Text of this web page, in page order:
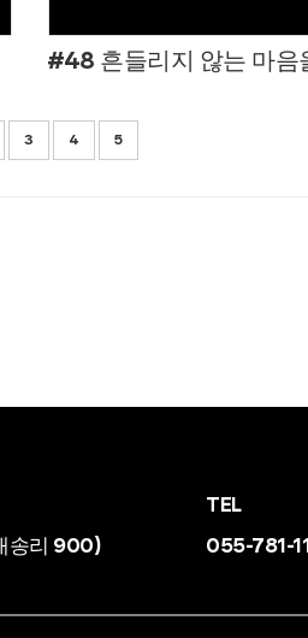
3 4 5
송리 900)
TEL
055-781-